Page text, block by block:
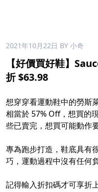
2021年10月22日 BY 小奇
【好價買好鞋】
折 $63.98
想穿穿看運動鞋中的勞斯
相當於 57% Off，想買的
些已賣完，想買可能動作要
專為跑步打造，鞋底具有
巧，運動過程中沒有任何負
記得輸入折扣碼才可享折